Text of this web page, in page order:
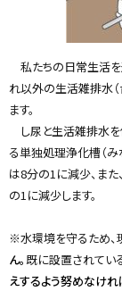
私たちの日常生活
れ以外の生活雑排水
ます。
し尿と生活雑排水
る単独処理浄化槽（
は8分の1に減少、ま
の1に減少します。
※水環境を守るため、
ん。既に設置されてい
えするよう努めなけれ